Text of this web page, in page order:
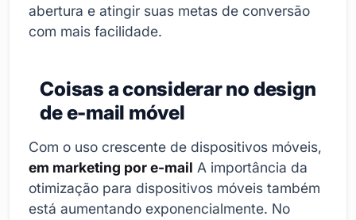
abertura e atingir suas metas de conversão
com mais facilidade.
Coisas a considerar no design
de e-mail móvel
Com o uso crescente de dispositivos móveis,
em marketing por e-mail A importância da
otimização para dispositivos móveis também
está aumentando exponencialmente. No